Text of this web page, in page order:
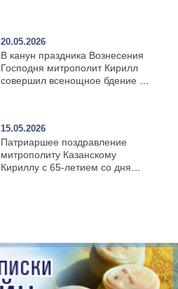
20.05.2026
В канун праздника Вознесения
Господня митрополит Кирилл
совершил всенощное бдение в
15.05.2026
Патриаршее поздравление
митрополиту Казанскому
Кириллу с 65-летием со дня